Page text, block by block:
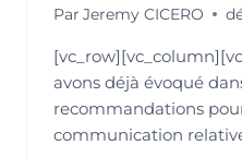
Par Jeremy CICERO
avons déjà évoqué
recommandations
communication